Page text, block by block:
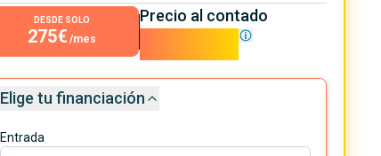
DESDE SOLO
275€ /mes
Precio al contado
24.900€
Elige tu financiación
Entrada